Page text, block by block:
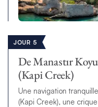
JOUR 5
De Manastır
(Kapi Creek)
Une navigation
(Kapi Creek), une